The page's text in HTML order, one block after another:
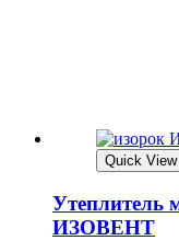
Quick View
Утеплитель
ИЗОВЕНТ